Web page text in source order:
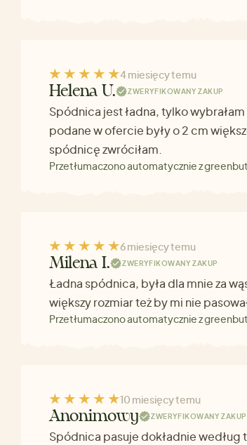
4 miesięcy temu
Helena U. ZWERYFIKOWANY ZAKUP
Spódnica jest ładna, tylko
podane w ofercie były o 2 cm
spódnicę zwróciłam.
Przetłumaczono automatycznie z
6 miesięcy temu
Milena I. ZWERYFIKOWANY ZAKUP
Ładna spódnica, była dla mnie za
większy rozmiar też by mi nie
Przetłumaczono automatycznie z
10 miesięcy temu
Anonimowy ZWERYFIKOWANY ZAKUP
Spódnica pasuje dokładnie według